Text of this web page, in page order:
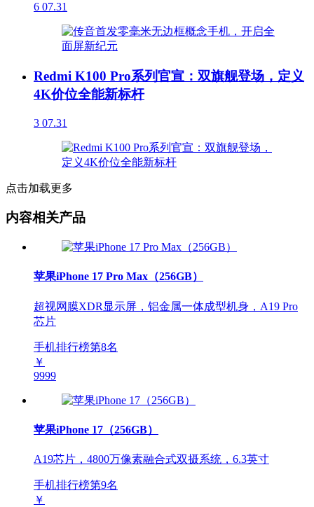
6 07.31
Redmi K100 Pro系列官宣：双旗舰登场，定义
4K价位全能新标杆
3 07.31
点击加载更多
内容相关产品
苹果iPhone 17 Pro Max（256GB）
超视网膜XDR显示屏，铝金属一体成型机身，A19 Pro
芯片
手机排行榜第8名
￥
9999
苹果iPhone 17（256GB）
A19芯片，4800万像素融合式双摄系统，6.3英寸
手机排行榜第9名
￥